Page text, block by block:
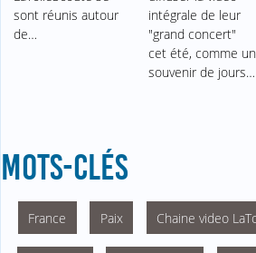
sont réunis autour
de…
intégrale de leur
"grand concert"
cet été, comme un
souvenir de jours…
MOTS-CLÉS
France Paix Chaine video